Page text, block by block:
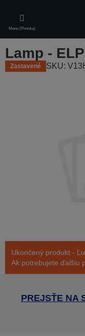
main
content
Menu (Ponuka)
Lamp -
Zastavené SKU:
Ukončený produkt -
Ak potrebujete ďalšiu
PREJSŤE NA